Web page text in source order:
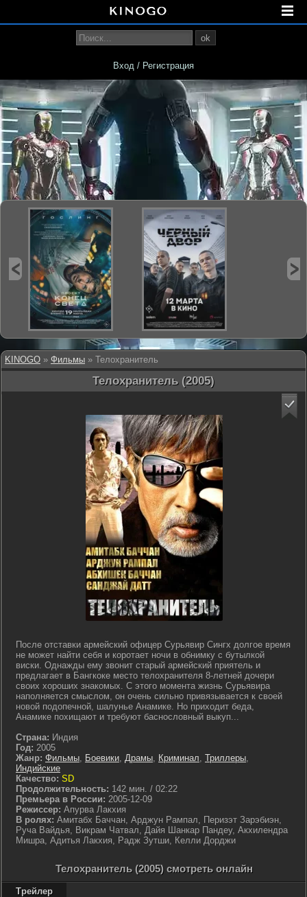
KINOGO » Фильмы » Телохранитель
Телохранитель (2005)
После отставки армейский офицер Сурьявир Сингх долгое время
не может найти себя и коротает ночи в обнимку с бутылкой
виски. Однажды ему звонит старый армейский приятель и
предлагает в Бангкоке место телохранителя 8-летней дочери
своих хороших знакомых. С этого момента жизнь Сурьявира
наполняется смыслом, он очень сильно привязывается к своей
новой подопечной, шалунье Анамике. Но приходит беда,
Анамике похищают и требуют баснословный выкуп...
Страна: Индия
Год: 2005
Жанр: Фильмы, Боевики, Драмы, Криминал, Триллеры,
Индийские
Качество: SD
Продолжительность: 142 мин. / 02:22
Премьера в России: 2005-12-09
Режиссер: Апурва Лакхия
В ролях: Амитабх Баччан, Арджун Рампал, Перизэт Зарэбиэн,
Руча Вайдья, Викрам Чатвал, Дайя Шанкар Пандеу, Акхилендра
Мишра, Адитья Лакхия, Радж Зутши, Келли Дорджи
Телохранитель (2005) смотреть онлайн
Трейлер
ok
Вход / Регистрация